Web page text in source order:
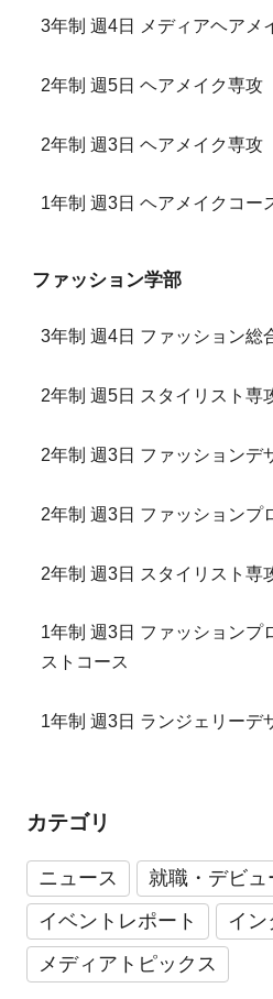
3年制 週4日 メディアヘアメ
2年制 週5日 ヘアメイク専攻
2年制 週3日 ヘアメイク専攻
1年制 週3日 ヘアメイクコー
ファッション学部
3年制 週4日 ファッション総
2年制 週5日 スタイリスト専
2年制 週3日 ファッションデ
2年制 週3日 ファッションプ
2年制 週3日 スタイリスト専
1年制 週3日 ファッションプ
ストコース
1年制 週3日 ランジェリーデ
カテゴリ
ニュース
就職・デビュ
イベントレポート
イン
メディアトピックス